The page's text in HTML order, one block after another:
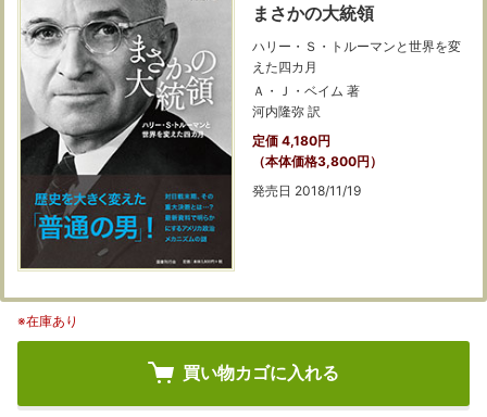
まさかの大統領
ハリー・Ｓ・トルーマンと世界を変
えた四カ月
Ａ・Ｊ・ベイム 著
河内隆弥 訳
定価 4,180円
（本体価格3,800円）
発売日 2018/11/19
※在庫あり
買い物カゴに入れる